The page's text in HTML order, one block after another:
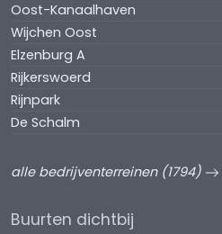
Oost-Kanaalhaven
Wijchen Oost
Elzenburg A
Rijkerswoerd
Rijnpark
De Schalm
alle bedrijventerreinen (1794)
Buurten dichtbij